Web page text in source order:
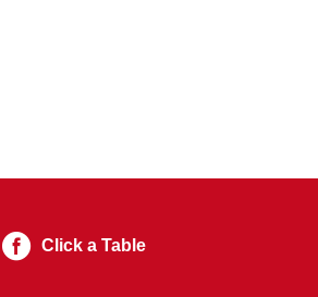
Click a Table